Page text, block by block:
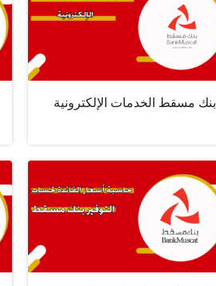
بنك مسقط الخدمات الإلكترونية